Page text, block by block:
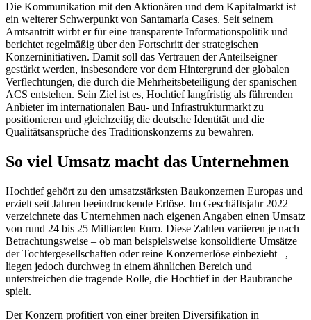
Die Kommunikation mit den Aktionären und dem Kapitalmarkt ist
ein weiterer Schwerpunkt von Santamaría Cases. Seit seinem
Amtsantritt wirbt er für eine transparente Informationspolitik und
berichtet regelmäßig über den Fortschritt der strategischen
Konzerninitiativen. Damit soll das Vertrauen der Anteilseigner
gestärkt werden, insbesondere vor dem Hintergrund der globalen
Verflechtungen, die durch die Mehrheitsbeteiligung der spanischen
ACS entstehen. Sein Ziel ist es, Hochtief langfristig als führenden
Anbieter im internationalen Bau- und Infrastrukturmarkt zu
positionieren und gleichzeitig die deutsche Identität und die
Qualitätsansprüche des Traditionskonzerns zu bewahren.
So viel Umsatz macht das Unternehmen
Hochtief gehört zu den umsatzstärksten Baukonzernen Europas und
erzielt seit Jahren beeindruckende Erlöse. Im Geschäftsjahr 2022
verzeichnete das Unternehmen nach eigenen Angaben einen Umsatz
von rund 24 bis 25 Milliarden Euro. Diese Zahlen variieren je nach
Betrachtungsweise – ob man beispielsweise konsolidierte Umsätze
der Tochtergesellschaften oder reine Konzernerlöse einbezieht –,
liegen jedoch durchweg in einem ähnlichen Bereich und
unterstreichen die tragende Rolle, die Hochtief in der Baubranche
spielt.
Der Konzern profitiert von einer breiten Diversifikation in